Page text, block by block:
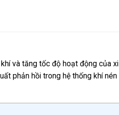
và tăng tốc độ hoạt động của xi
phản hồi trong hệ thống khí nén